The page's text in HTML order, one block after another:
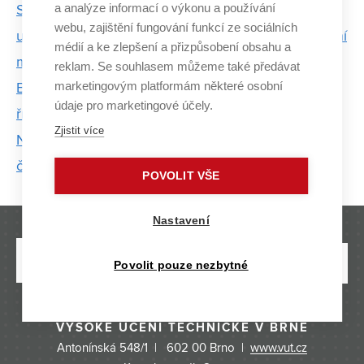
Studenti VUT a MUNI pracují s geneticky
upravenými bakteriemi. Projekt přihlásili do prestižní
mezinárodní soutěže
Baví mě zjišťovat, proč věci fungují tak, jak fungují,
říká oceněný doktorand z FIT VUT
Na FIT VUT se studenti mohli zapojit do
čtyřiadvacetihodinového hackhatonu
VYSOKÉ UČENÍ TECHNICKÉ V BRNĚ
Antonínská 548/1 | 602 00 Brno | www.vut.cz
a analýze informací o výkonu a používání
webu, zajištění fungování funkcí ze sociálních
médií a ke zlepšení a přizpůsobení obsahu a
reklam. Se souhlasem můžeme také předávat
marketingovým platformám některé osobní
údaje pro marketingové účely.
Zjistit více
POVOLIT VŠE
Nastavení
Povolit pouze nezbytné